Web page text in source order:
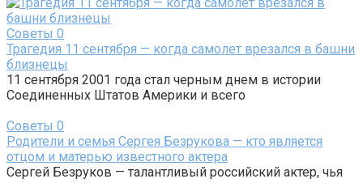
Советы 0
Трагедия 11 сентября — когда самолет врезался в башни
близнецы
11 сентября 2001 года стал черным днем в истории
Соединенных Штатов Америки и всего
Советы 0
Родители и семья Сергея Безрукова — кто является
отцом и матерью известного актера
Сергей Безруков — талантливый российский актер, чья